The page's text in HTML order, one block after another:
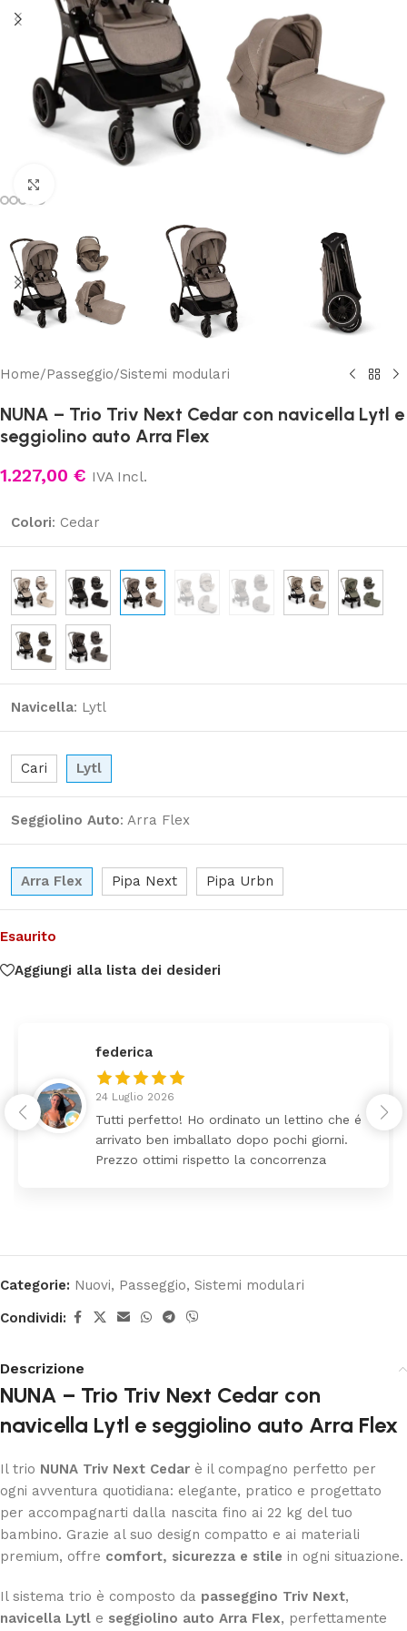
Home/Passeggio/Sistemi modulari
NUNA – Trio Triv Next Cedar con navicella Lytl e
seggiolino auto Arra Flex
1.227,00 € IVA Incl.
Colori: Cedar
Navicella: Lytl
Cari Lytl
Seggiolino Auto: Arra Flex
Arra Flex Pipa Next Pipa Urbn
Esaurito
Aggiungi alla lista dei desideri
federica
24 Luglio 2026
Tutti perfetto! Ho ordinato un lettino che é
arrivato ben imballato dopo pochi giorni.
Prezzo ottimi rispetto la concorrenza
Categorie: Nuovi, Passeggio, Sistemi modulari
Condividi:
Descrizione
NUNA – Trio Triv Next Cedar con
navicella Lytl e seggiolino auto Arra Flex
Il trio NUNA Triv Next Cedar è il compagno perfetto per
ogni avventura quotidiana: elegante, pratico e progettato
per accompagnarti dalla nascita fino ai 22 kg del tuo
bambino. Grazie al suo design compatto e ai materiali
premium, offre comfort, sicurezza e stile in ogni situazione.
Il sistema trio è composto da passeggino Triv Next,
navicella Lytl e seggiolino auto Arra Flex, perfettamente